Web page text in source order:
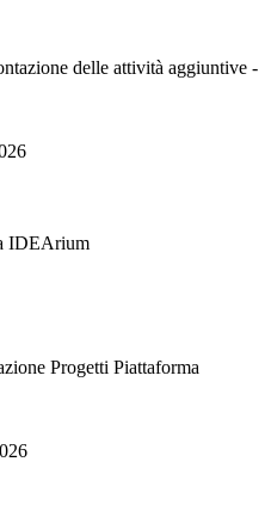
delle attività aggiuntive -
IDEArium
Progetti Piattaforma